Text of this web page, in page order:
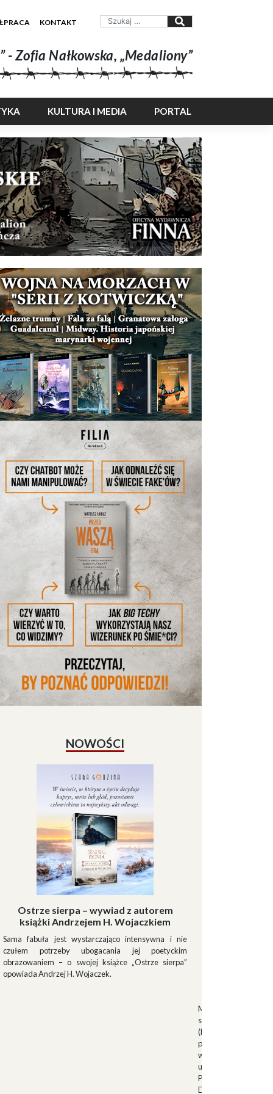
KONTAKT
Zofia Nałkowska, „Medaliony”
KULTURA I MEDIA PORTAL
NOWOŚCI
Ostrze sierpa – wywiad z autorem
książki Andrzejem H. Wojaczkiem
Sama fabuła jest wystarczająco intensywna i nie
czułem potrzeby ubogacania jej poetyckim
obrazowaniem – o swojej książce „Ostrze sierpa”
opowiada Andrzej H. Wojaczek.
Muszkieterowie
stanowili elitarną
(Milizia Volontaria
pełniącą rolę
w latach 1923-
uroczystościach
Palazzo Venezia w
Duce.